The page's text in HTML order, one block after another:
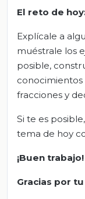
El reto de h
Explícale a
muéstrale los
posible,
fracciones y
Si te es
tema de hoy
¡Buen trabajo!
Gracias por